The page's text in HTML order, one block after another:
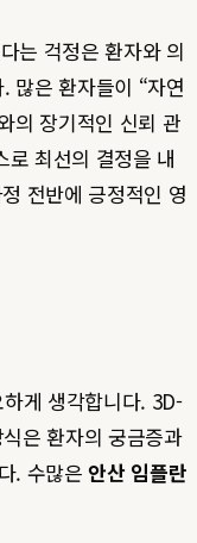
는 걱정은 환자와 의
많은 환자들이 “자연
의 장기적인 신뢰 관
최선의 결정을 내
전반에 긍정적인 영
게 생각합니다. 3D-
은 환자의 궁금증과
. 수많은안산 임플란